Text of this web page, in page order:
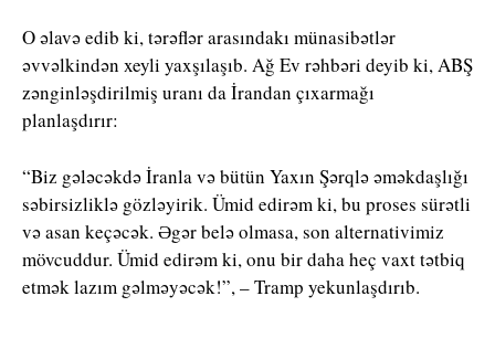
O əlavə edib ki, tərəflər arasındakı münasibətlər
əvvəlkindən xeyli yaxşılaşıb. Ağ Ev rəhbəri deyib ki, ABŞ
zənginləşdirilmiş uranı da İrandan çıxarmağı
planlaşdırır:
“Biz gələcəkdə İranla və bütün Yaxın Şərqlə əməkdaşlığı
səbirsizliklə gözləyirik. Ümid edirəm ki, bu proses sürətli
və asan keçəcək. Əgər belə olmasa, son alternativimiz
mövcuddur. Ümid edirəm ki, onu bir daha heç vaxt tətbiq
etmək lazım gəlməyəcək!”, – Tramp yekunlaşdırıb.